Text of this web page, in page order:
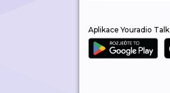
Aplikace Youradio Talk